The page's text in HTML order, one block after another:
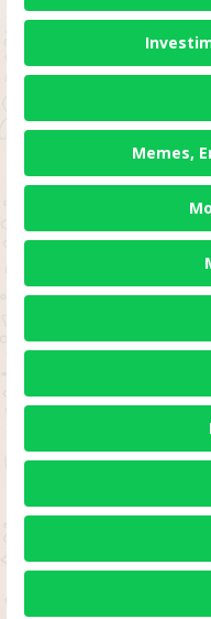
Memes,